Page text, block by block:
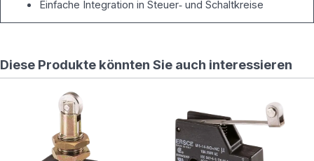
Einfache Integration in Steuer‑ und Schaltkreise
Diese Produkte könnten Sie auch interessieren